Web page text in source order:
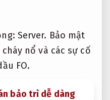
Server. Bảo mật
nổ và các sự cố
FO.
bảo trì dễ dàng